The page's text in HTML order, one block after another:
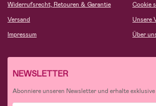
Widerrufsrecht, Retouren & Garantie
Versand
Impressum
Cookie
Unsere
Über
NEWSLETTER
Abonniere unseren Newsletter und erhalte